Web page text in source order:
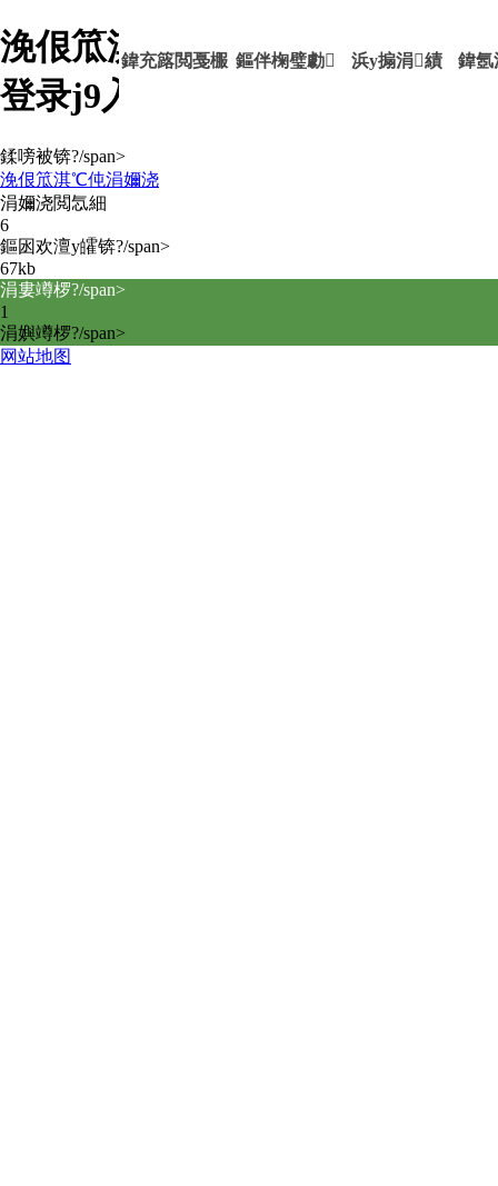
浼佷笟淇℃伅涓嬭浇-ag九游会
登录j9入口
鍏充簬閲戞棴 鏂伴椈璧勮 浜у搧涓績 鍏氬
鍒嗙被锛?/span>
浼佷笟淇℃伅涓嬭浇
涓嬭浇閲忥細
6
鏂囦欢澶у皬锛?/span>
67kb
涓婁竴椤?/span>
1
涓嬩竴椤?/span>
网站地图